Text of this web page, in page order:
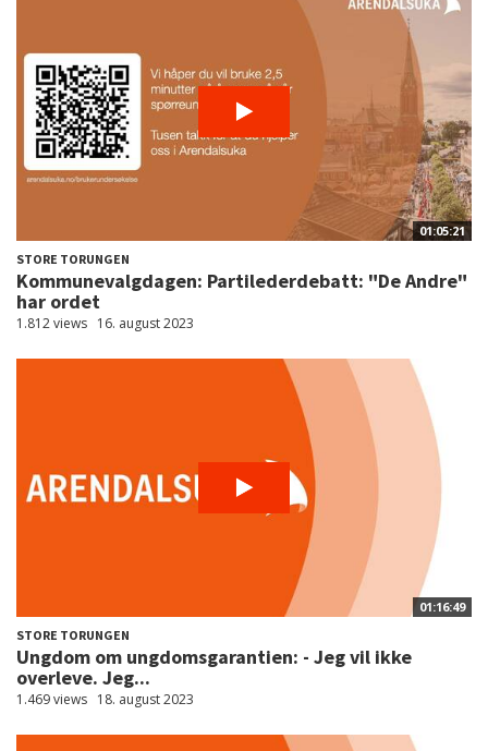
01:05:21
STORE TORUNGEN
Kommunevalgdagen: Partilederdebatt: "De Andre"
har ordet
1.812 views 16. august 2023
01:16:49
STORE TORUNGEN
Ungdom om ungdomsgarantien: - Jeg vil ikke
overleve. Jeg...
1.469 views 18. august 2023